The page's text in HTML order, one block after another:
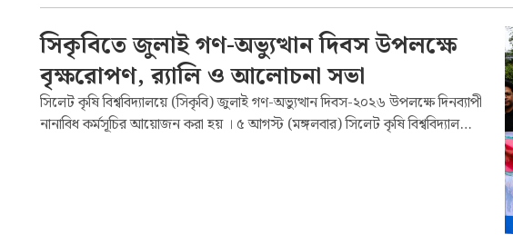
সিকৃবিতে জুলাই গণ-অভ্যুত্থান দিবস উপলক্ষে
বৃক্ষরোপণ, র‍্যালি ও আলোচনা সভা
সিলেট কৃষি বিশ্ববিদ্যালয়ে (সিকৃবি) জুলাই গণ-অভ্যুত্থান দিবস-২০২৬ উপলক্ষে দিনব্যাপী
নানাবিধ কর্মসূচির আয়োজন করা হয় । ৫ আগস্ট (মঙ্গলবার) সিলেট কৃষি বিশ্ববিদ্যালয়ে